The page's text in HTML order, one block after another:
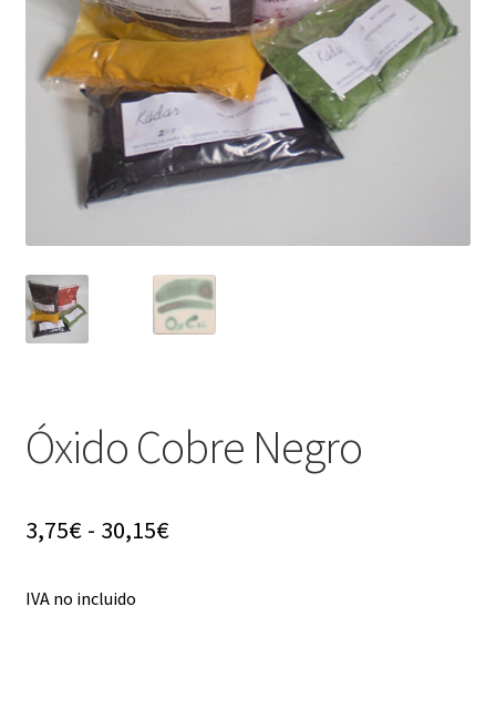
menú
hijo
Óxido Cobre Negro
3,75€ - 30,15€Rango
IVA no incluido